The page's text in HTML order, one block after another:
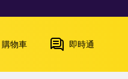
購物車 即時通